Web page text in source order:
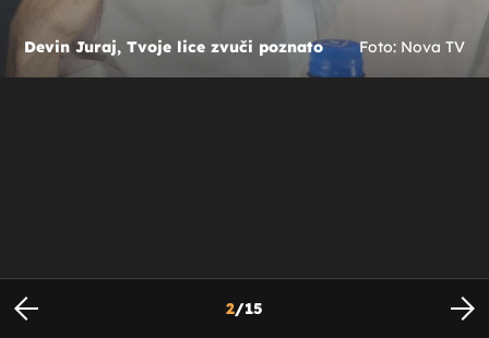
Devin Juraj, Tvoje lice zvuči poznato Foto: Nova TV
2/15